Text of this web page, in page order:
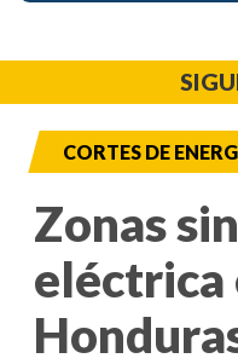
CORTES DE
Zonas
eléctrica